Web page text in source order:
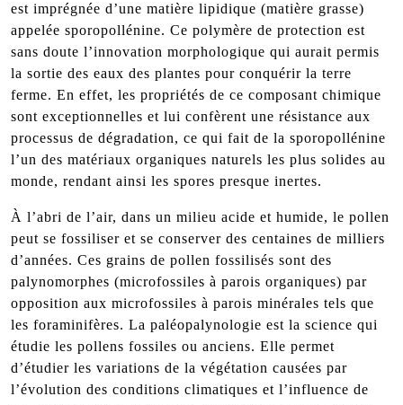
est imprégnée d’une matière lipidique (matière grasse)
appelée sporopollénine. Ce polymère de protection est
sans doute l’innovation morphologique qui aurait permis
la sortie des eaux des plantes pour conquérir la terre
ferme. En effet, les propriétés de ce composant chimique
sont exceptionnelles et lui confèrent une résistance aux
processus de dégradation, ce qui fait de la sporopollénine
l’un des matériaux organiques naturels les plus solides au
monde, rendant ainsi les spores presque inertes.
À l’abri de l’air, dans un milieu acide et humide, le pollen
peut se fossiliser et se conserver des centaines de milliers
d’années. Ces grains de pollen fossilisés sont des
palynomorphes (microfossiles à parois organiques) par
opposition aux microfossiles à parois minérales tels que
les foraminifères. La paléopalynologie est la science qui
étudie les pollens fossiles ou anciens. Elle permet
d’étudier les variations de la végétation causées par
l’évolution des conditions climatiques et l’influence de